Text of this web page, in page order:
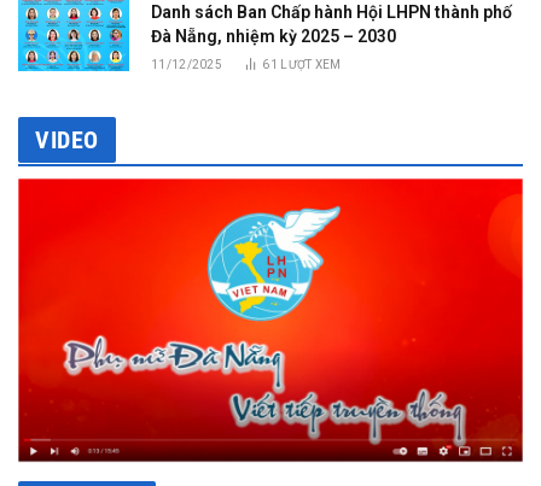
Danh sách Ban Chấp hành Hội LHPN thành phố
Đà Nẵng, nhiệm kỳ 2025 – 2030
11/12/2025 61 LƯỢT XEM
VIDEO